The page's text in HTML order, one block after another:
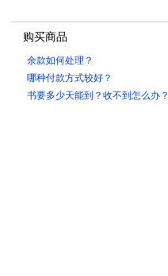
购买商品
余款如何处理？
哪种付款方式较好？
书要多少天能到？收不到怎么办？